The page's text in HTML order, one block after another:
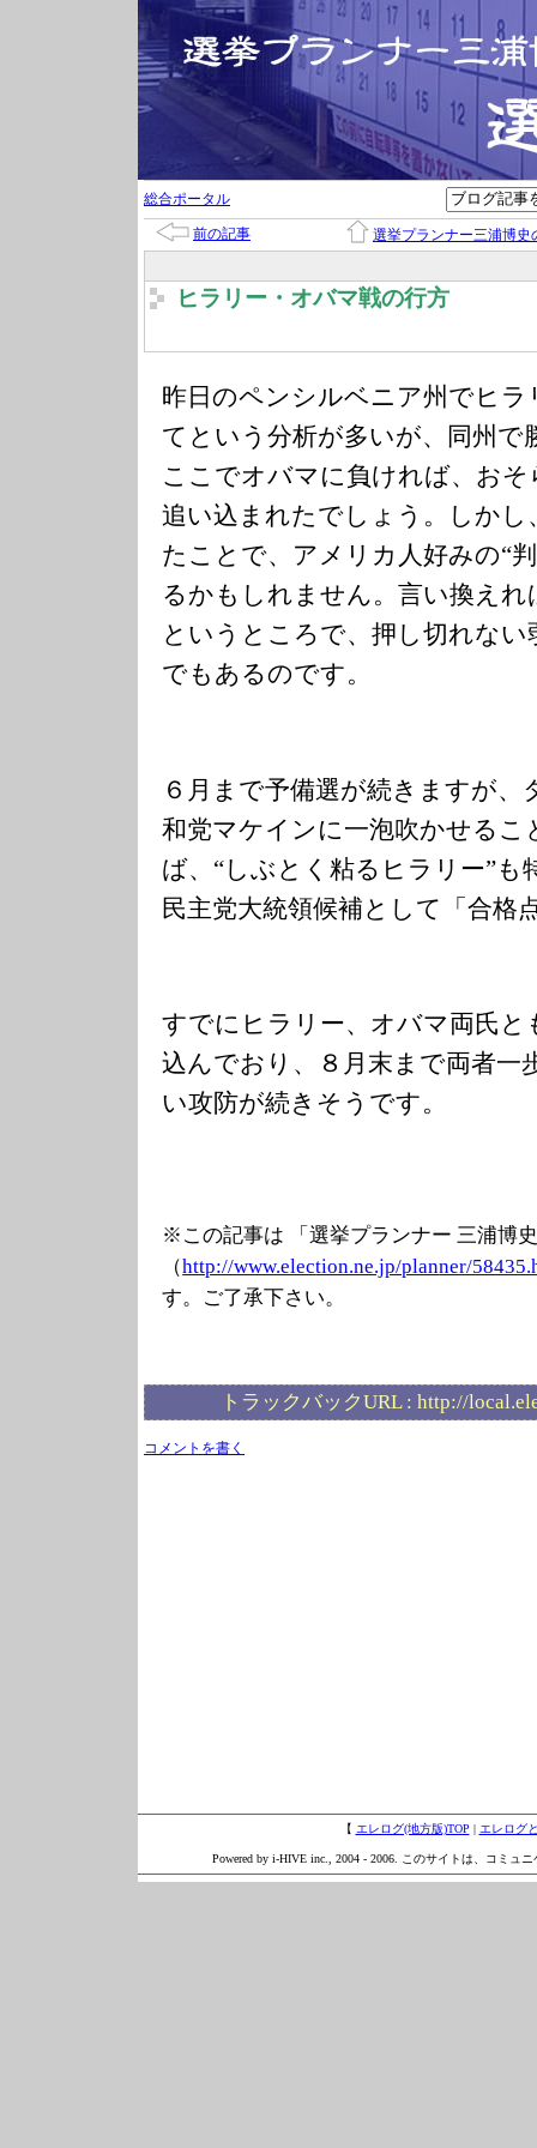
総合ポータル
前の記事 選挙プランナー三浦博史
ヒラリー・オバマ戦の行方
昨日のペンシルベニア州でヒ
てという分析が多いが、同州で
ここでオバマに負ければ、お
追い込まれたでしょう。しかし
たことで、アメリカ人好みの“
るかもしれません。言い換え
というところで、押し切れな
でもあるのです。
６月まで予備選が続きますが
和党マケインに一泡吹かせるこ
ば、“しぶとく粘るヒラリー”も
民主党大統領候補として「合格
すでにヒラリー、オバマ両氏と
込んでおり、８月末まで両者一
い攻防が続きそうです。
※この記事は 「選挙プランナー 三浦博
（http://www.election.ne.jp/planner/
す。ご了承下さい。
トラックバックURL : http://
コメントを書く
【 エレログ(地方版)TOP | エレログ
Powered by i-HIVE inc., 2004 - 2006. このサイトは、コミュ